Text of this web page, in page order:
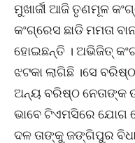
ମୁଖାର୍ଜୀ ଆଜି ତୃଣମୂଳ
କଂଗ୍ରେସ ଛାଡି ମମତା
ହୋଇଛନ୍ତି । ଅଭିଜିତ୍
ଝଟକା ଲାଗିଛି ।ସେ
ଅନ୍ୟ ବରିଷ୍ଠ
ଭାବେ ଟିଏମସିରେ ଯୋଗ
ଦଳ ତାଙ୍କୁ ଜଙ୍ଗିପୁର